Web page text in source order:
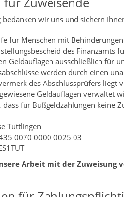
bedanken wir uns und sichern
für Menschen mit
des Finanzamts
Geldauflagen ausschließlich für
werden durch einen
des Abschlussprüfers liegt
Geldauflagen verwaltet
dass für Bußgeldzahlungen keine
Tuttlingen
0070 0000 0025 03
Arbeit mit der Zuweisung